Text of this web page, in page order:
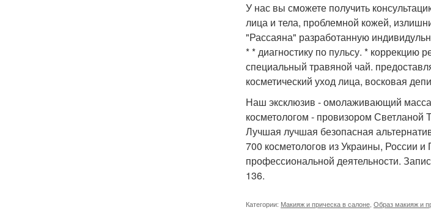
У нас вы сможете получить
лица и тела, проблемной кожей,
"Рассаяна" разработанную
* * диагностику по пульсу. * коррекцию
специальный травяной чай.
косметический уход лица, восковая
Наш эксклюзив - омолаживающий
косметологом - провизором Светланой
Лучшая лучшая безопасная
700 косметологов из Украины, России
профессиональной деятельности.
136.
Категории: Макияж и прическа в салоне Образ макияж и